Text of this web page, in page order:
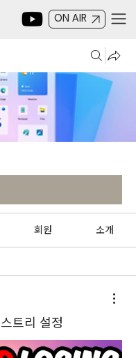
ON AIR
회원 소개
트리 설정